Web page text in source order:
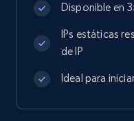
Disponible en
IPs estáticas
de IP
Ideal para